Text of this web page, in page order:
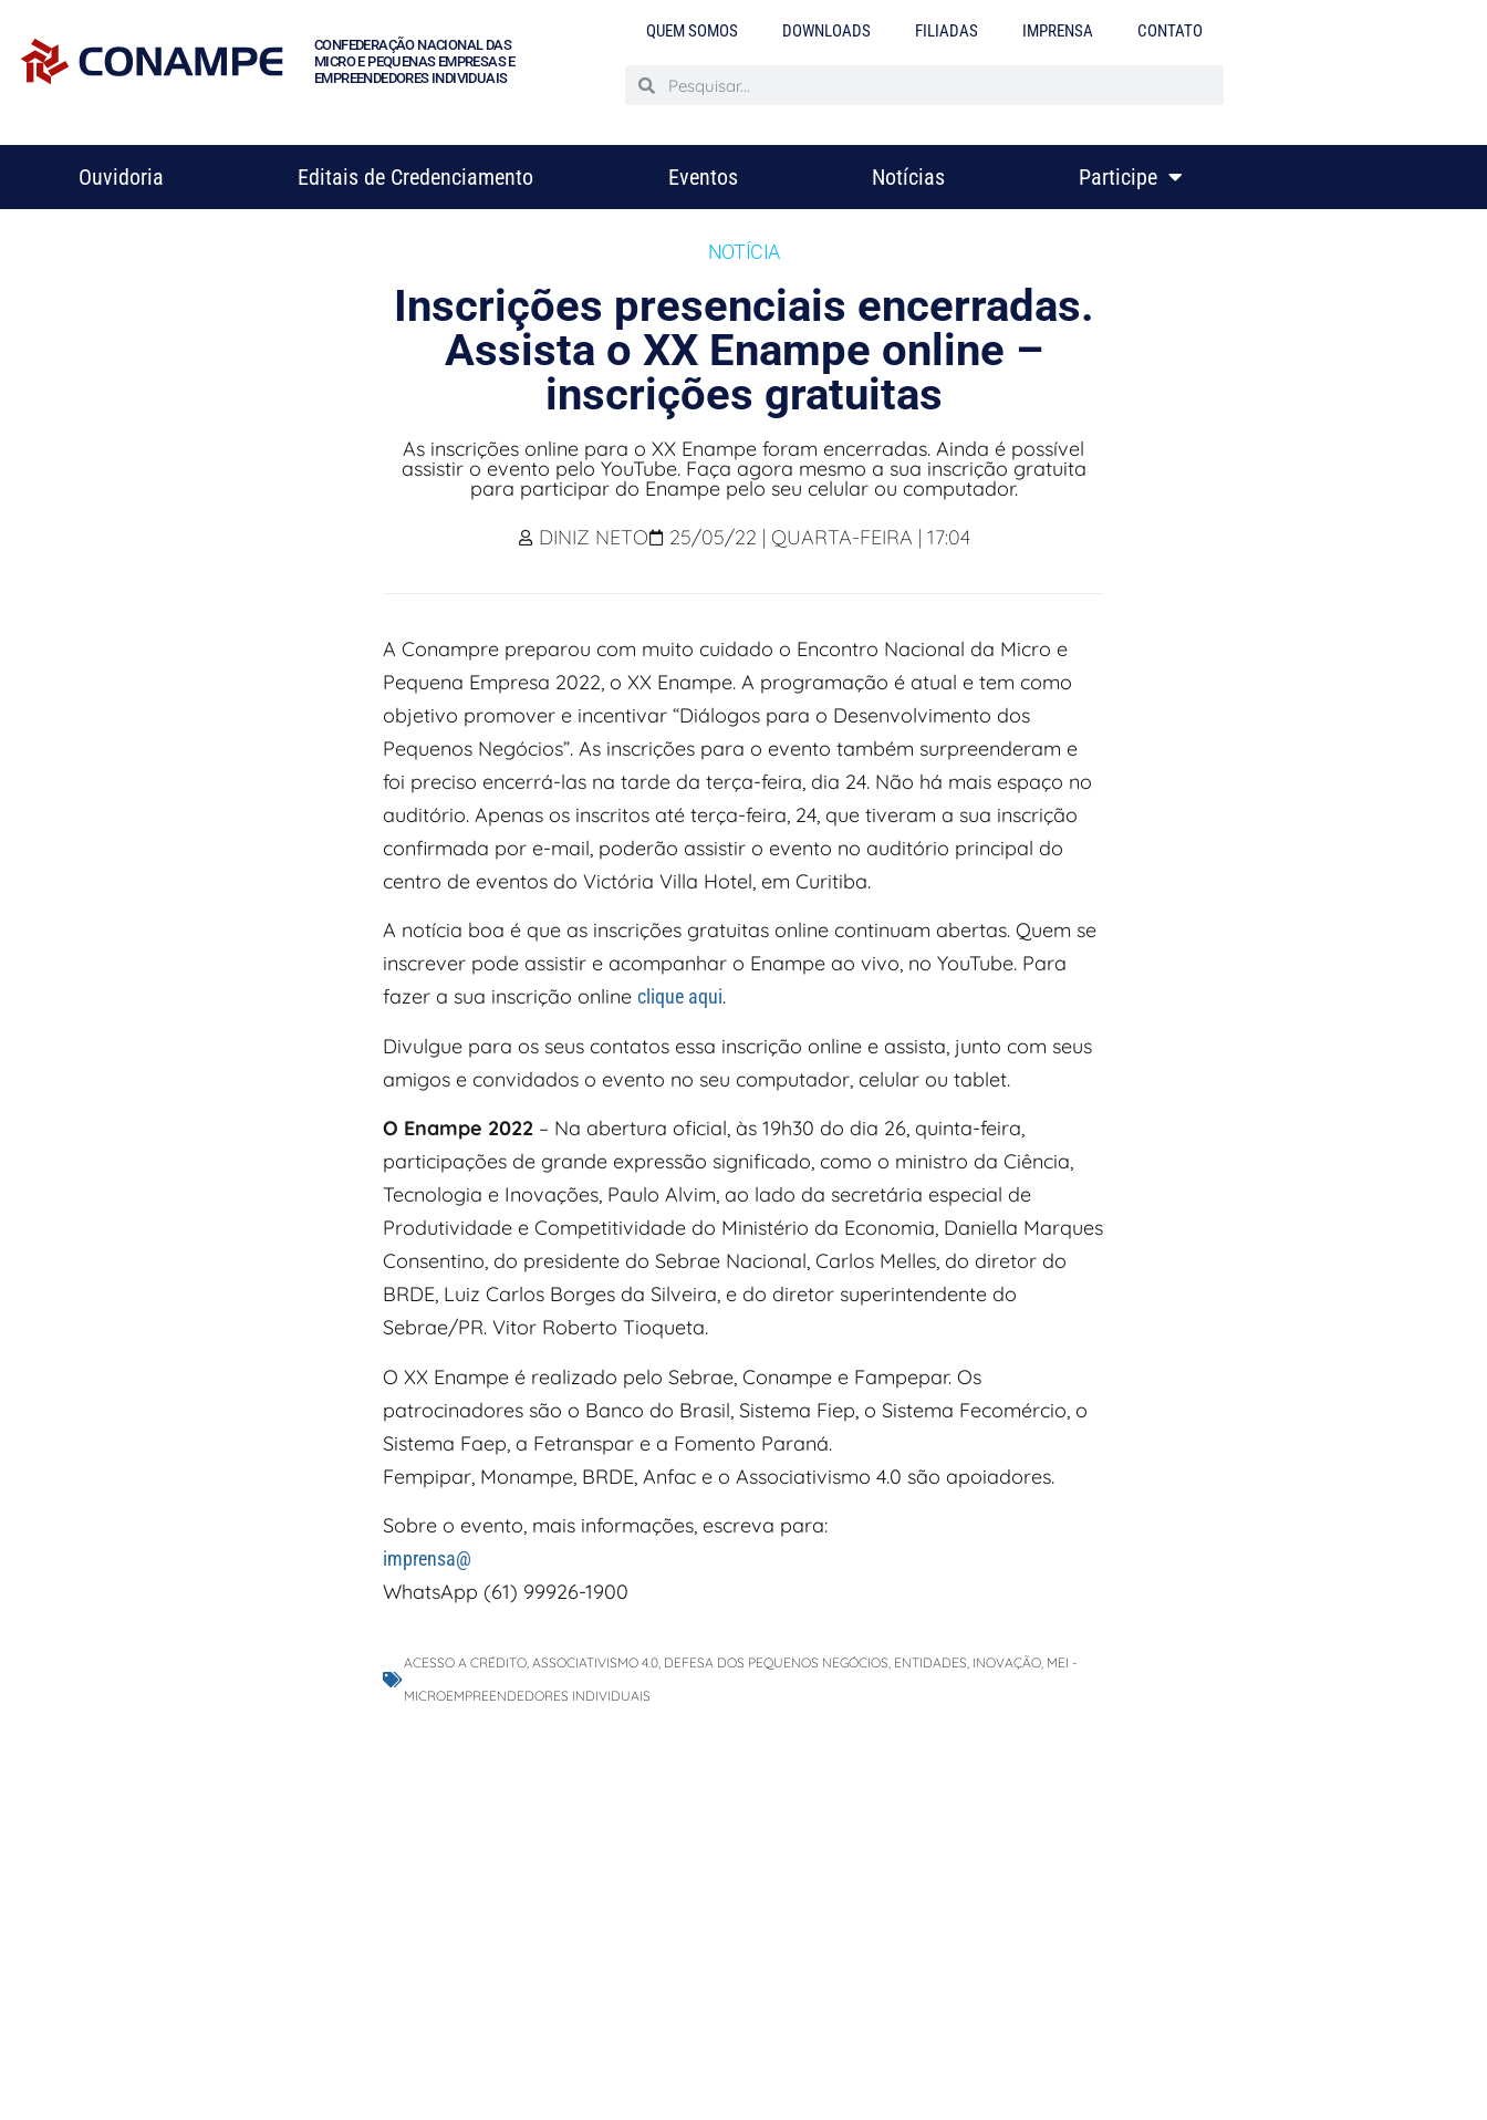
CONFEDERAÇÃO NACIONAL DAS
MICRO E PEQUENAS EMPRESAS E
EMPREENDEDORES INDIVIDUAIS
QUEM SOMOS DOWNLOADS FILIADAS IMPRENSA CONTATO
Ouvidoria Editais de Credenciamento Eventos Notícias Participe
NOTÍCIA
Inscrições presenciais encerradas.
Assista o XX Enampe online –
inscrições gratuitas
As inscrições online para o XX Enampe foram encerradas. Ainda é possível
assistir o evento pelo YouTube. Faça agora mesmo a sua inscrição gratuita
para participar do Enampe pelo seu celular ou computador.
DINIZ NETO
25/05/22 | QUARTA-FEIRA | 17:04
A Conampre preparou com muito cuidado o Encontro Nacional da Micro e
Pequena Empresa 2022, o XX Enampe. A programação é atual e tem como
objetivo promover e incentivar “Diálogos para o Desenvolvimento dos
Pequenos Negócios”. As inscrições para o evento também surpreenderam e
foi preciso encerrá-las na tarde da terça-feira, dia 24. Não há mais espaço no
auditório. Apenas os inscritos até terça-feira, 24, que tiveram a sua inscrição
confirmada por e-mail, poderão assistir o evento no auditório principal do
centro de eventos do Victória Villa Hotel, em Curitiba.
A notícia boa é que as inscrições gratuitas online continuam abertas. Quem se
inscrever pode assistir e acompanhar o Enampe ao vivo, no YouTube. Para
fazer a sua inscrição online clique aqui.
Divulgue para os seus contatos essa inscrição online e assista, junto com seus
amigos e convidados o evento no seu computador, celular ou tablet.
O Enampe 2022 – Na abertura oficial, às 19h30 do dia 26, quinta-feira,
participações de grande expressão significado, como o ministro da Ciência,
Tecnologia e Inovações, Paulo Alvim, ao lado da secretária especial de
Produtividade e Competitividade do Ministério da Economia, Daniella Marques
Consentino, do presidente do Sebrae Nacional, Carlos Melles, do diretor do
BRDE, Luiz Carlos Borges da Silveira, e do diretor superintendente do
Sebrae/PR. Vitor Roberto Tioqueta.
O XX Enampe é realizado pelo Sebrae, Conampe e Fampepar. Os
patrocinadores são o Banco do Brasil, Sistema Fiep, o Sistema Fecomércio, o
Sistema Faep, a Fetranspar e a Fomento Paraná.
Fempipar, Monampe, BRDE, Anfac e o Associativismo 4.0 são apoiadores.
Sobre o evento, mais informações, escreva para:
imprensa@
WhatsApp (61) 99926-1900
ACESSO A CRÉDITO, ASSOCIATIVISMO 4.0, DEFESA DOS PEQUENOS NEGÓCIOS, ENTIDADES, INOVAÇÃO, MEI -
MICROEMPREENDEDORES INDIVIDUAIS